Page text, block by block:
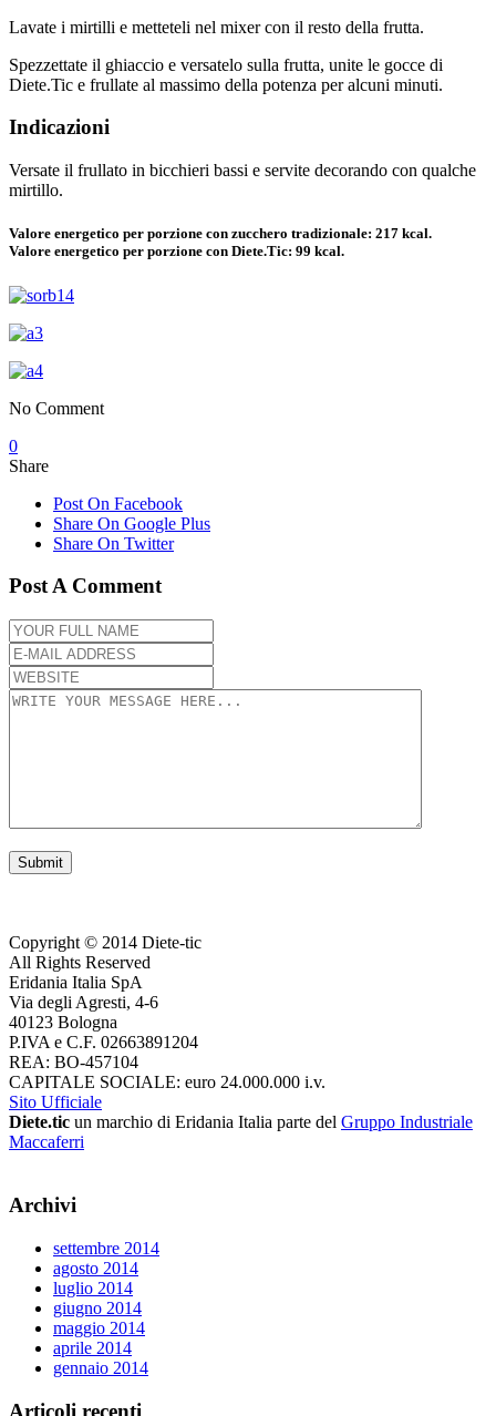
Lavate i mirtilli e metteteli nel mixer con il resto della frutta.
Spezzettate il ghiaccio e versatelo sulla frutta, unite le gocce di
Diete.Tic e frullate al massimo della potenza per alcuni minuti.
Indicazioni
Versate il frullato in bicchieri bassi e servite decorando con qualche
mirtillo.
Valore energetico per porzione con zucchero tradizionale: 217 kcal.
Valore energetico per porzione con Diete.Tic: 99 kcal.
No Comment
0
Share
Post On Facebook
Share On Google Plus
Share On Twitter
Post A Comment
Copyright © 2014 Diete-tic
All Rights Reserved
Eridania Italia SpA
Via degli Agresti, 4-6
40123 Bologna
P.IVA e C.F. 02663891204
REA: BO-457104
CAPITALE SOCIALE: euro 24.000.000 i.v.
Sito Ufficiale
Diete.tic un marchio di Eridania Italia parte del Gruppo Industriale
Maccaferri
Archivi
settembre 2014
agosto 2014
luglio 2014
giugno 2014
maggio 2014
aprile 2014
gennaio 2014
Articoli recenti